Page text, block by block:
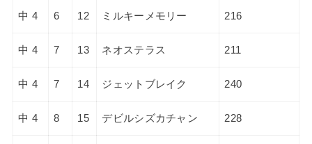
中 4 6 12 ミルキーメモリー 216
中 4 7 13 ネオステラス 211
中 4 7 14 ジェットブレイク 240
中 4 8 15 デビルシズカチャン 228